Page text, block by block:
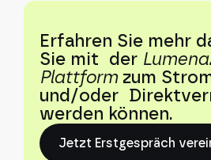
Erfahren Sie mehr
Sie mit der
Plattform zum
und/oder
werden können.
Jetzt Erstgespräch